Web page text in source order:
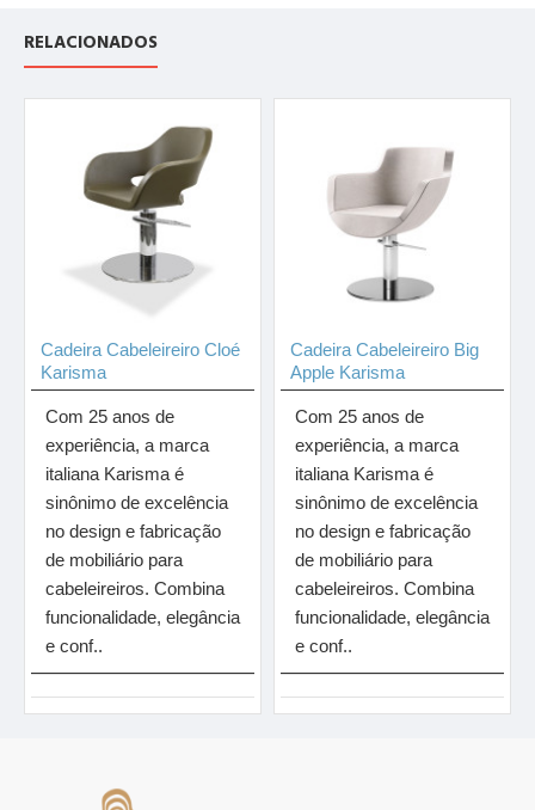
RELACIONADOS
Cadeira Cabeleireiro Cloé
Karisma
Com 25 anos de
experiência, a marca
italiana Karisma é
sinônimo de excelência
no design e fabricação
de mobiliário para
cabeleireiros. Combina
funcionalidade, elegância
e conf..
Cadeira Cabeleireiro Big
Apple Karisma
Com 25 anos de
experiência, a marca
italiana Karisma é
sinônimo de excelência
no design e fabricação
de mobiliário para
cabeleireiros. Combina
funcionalidade, elegância
e conf..